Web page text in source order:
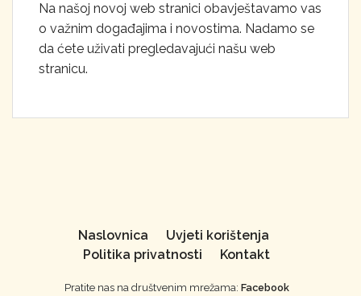
Na našoj novoj web stranici obavještavamo vas
o važnim događajima i novostima. Nadamo se
da ćete uživati pregledavajući našu web
stranicu.
Naslovnica
Uvjeti korištenja
Politika privatnosti
Kontakt
Pratite nas na društvenim mrežama: Facebook